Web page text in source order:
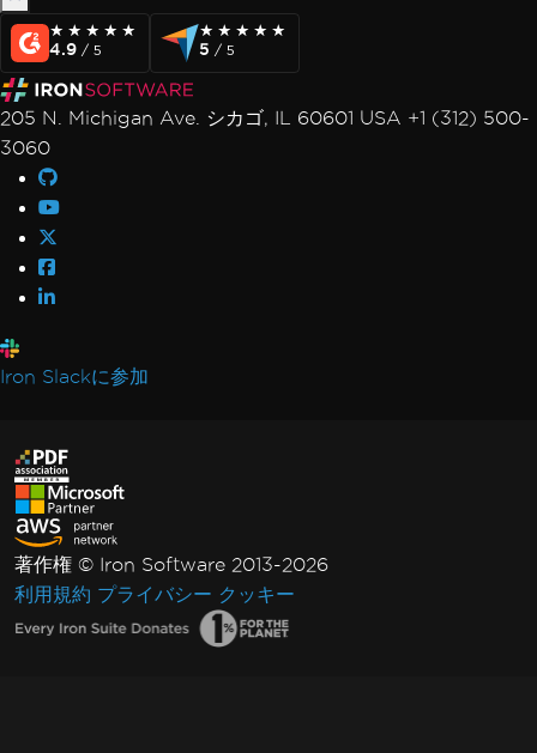
allocation'
NuGetパッケージのデプロイに失敗しました
GPUプロセスが使用できません
無効なCefExecuteProcessリターンコード0
IronPDFが特定のPDFファイルを開く/解析でき
このプラットフォームではレジストリはサポート
Web.configでのライセンスキーの設定
IronPDF LinxARM メモリを割り当てられませ
ん
.NET Framework Windowsサービス例外
スレッド状態が破壊された後の管理コード
★★★★★
★★★★★
4.9 / 5
★★★★★
★★★★★
5 / 5
205 N. Michigan Ave. シカゴ, IL 60601 USA +1 (312) 500-
3060
Iron Slackに参加
著作権 © Iron Software 2013-2026
利用規約 プライバシー クッキー